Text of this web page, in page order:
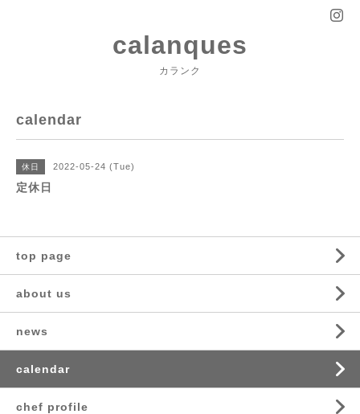
calanques
カランク
calendar
休日 2022-05-24 (Tue)
定休日
top page
about us
news
calendar
chef profile